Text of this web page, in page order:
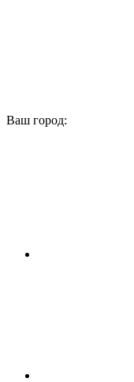
Ваш город: